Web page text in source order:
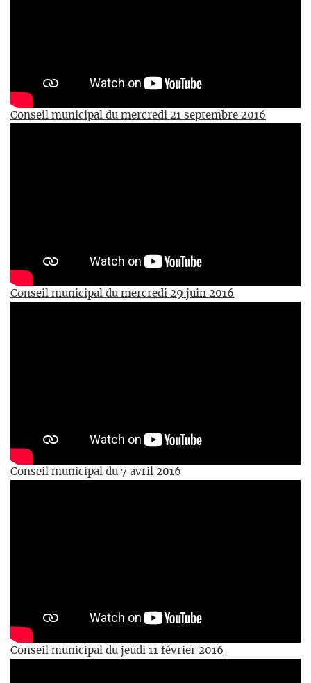
Conseil municipal du mercredi 21 septembre 2016
Conseil municipal du mercredi 29 juin 2016
Conseil municipal du 7 avril 2016
Conseil municipal du jeudi 11 février 2016